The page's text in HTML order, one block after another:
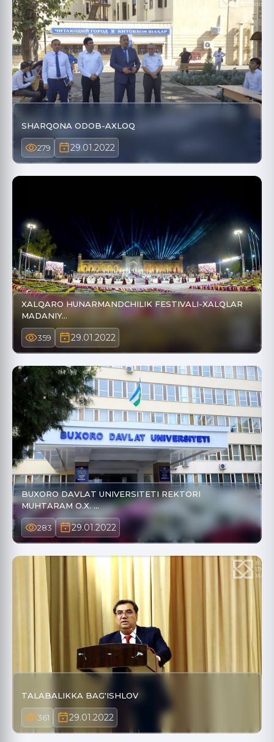
SHARQONA ODOB-AXLOQ
279 29.01.2022
XALQARO HUNARMANDCHILIK FESTIVALI-XALQLAR
MADANIY…
359 29.01.2022
BUXORO DAVLAT UNIVERSITETI REKTORI
MUHTARAM O.X. …
283 29.01.2022
TALABALIKKA BAG'ISHLOV
361 29.01.2022